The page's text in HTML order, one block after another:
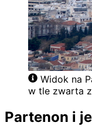
Widok na
w tle zwarta
Partenon i